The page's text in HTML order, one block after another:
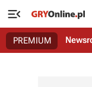

PREMIUM